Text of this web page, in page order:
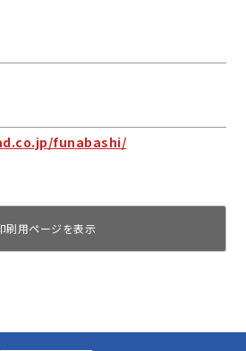
funabashi/
刷用ページを表示